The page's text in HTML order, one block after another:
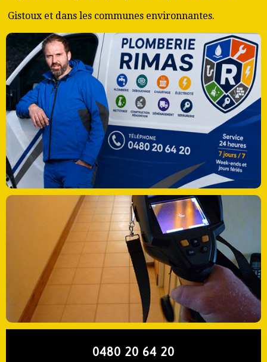
Gistoux et dans les communes environnantes.
0480 20 64 20